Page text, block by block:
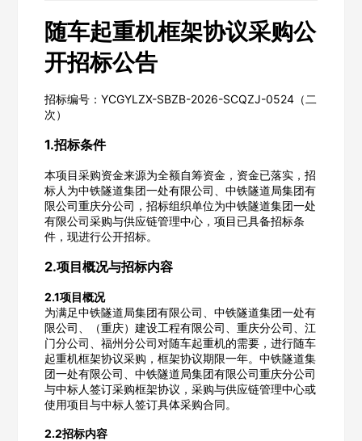
随车起重机框架协议采购公
开招标公告
招标编号：YCGYLZX-SBZB-2026-SCQZJ-0524（二
次）
1.招标条件
本项目采购资金来源为全额自筹资金，资金已落实，招
标人为中铁隧道集团一处有限公司、中铁隧道局集团有
限公司重庆分公司，招标组织单位为中铁隧道集团一处
有限公司采购与供应链管理中心，项目已具备招标条
件，现进行公开招标。
2.项目概况与招标内容
2.1项目概况
为满足中铁隧道局集团有限公司、中铁隧道集团一处有
限公司、（重庆）建设工程有限公司、重庆分公司、江
门分公司、福州分公司对随车起重机的需要，进行随车
起重机框架协议采购，框架协议期限一年。中铁隧道集
团一处有限公司、中铁隧道局集团有限公司重庆分公司
与中标人签订采购框架协议，采购与供应链管理中心或
使用项目与中标人签订具体采购合同。
2.2招标内容